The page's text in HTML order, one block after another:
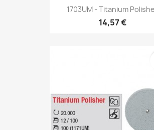
1703UM - Titanium
14,57 €